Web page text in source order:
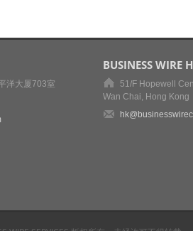
洋大厦703室
BUSINESS WIRE
51/F Hopewell
Wan Chai, Hong Kong